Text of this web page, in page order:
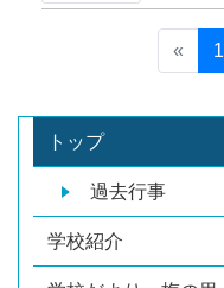
トップ
過去行事
学校紹介
« 1